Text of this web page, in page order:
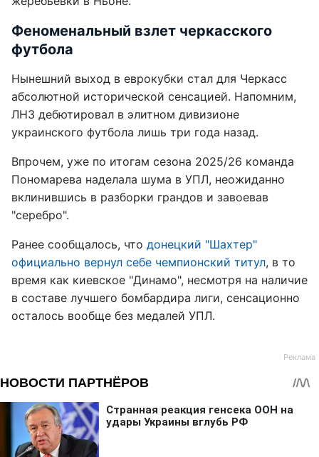
Феноменальный взлет черкасского
футбола
Нынешний выход в еврокубки стал для Черкасс
абсолютной исторической сенсацией. Напомним,
ЛНЗ дебютировал в элитном дивизионе
украинского футбола лишь три года назад.
Впрочем, уже по итогам сезона 2025/26 команда
Пономарева наделала шума в УПЛ, неожиданно
вклинившись в разборки грандов и завоевав
"серебро".
Ранее сообщалось, что донецкий "Шахтер"
официально вернул себе чемпионский титул, в то
время как киевское "Динамо", несмотря на наличие
в составе лучшего бомбардира лиги, сенсационно
осталось вообще без медалей УПЛ.